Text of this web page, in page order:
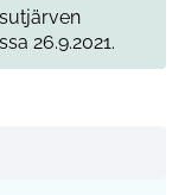
26.9.2021.